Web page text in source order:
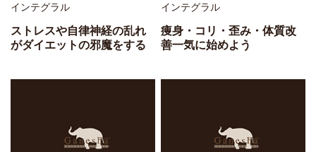
インテグラル
ストレスや自律神経の乱れ
がダイエットの邪魔をする
インテグラル
痩身・コリ・歪み・体質改
善一気に始めよう